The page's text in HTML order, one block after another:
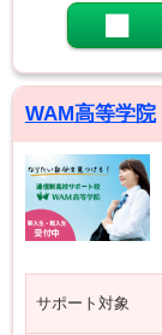
WAM高等学院
サポート対象